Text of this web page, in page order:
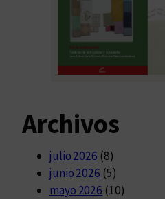
Archivos
julio 2026 (8)
junio 2026 (5)
mayo 2026 (10)